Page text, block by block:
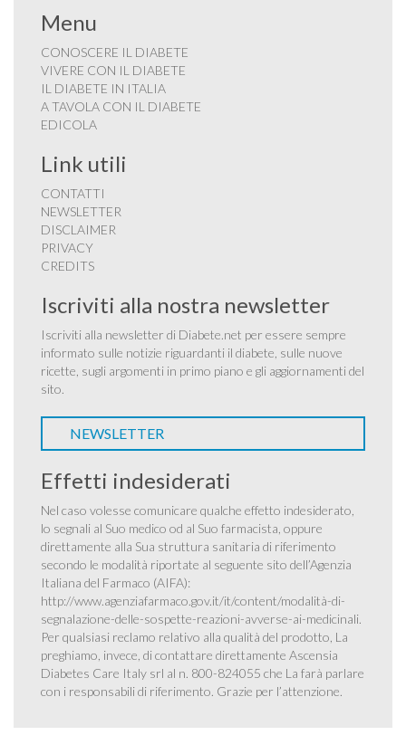
Menu
CONOSCERE IL DIABETE
VIVERE CON IL DIABETE
IL DIABETE IN ITALIA
A TAVOLA CON IL DIABETE
EDICOLA
Link utili
CONTATTI
NEWSLETTER
DISCLAIMER
PRIVACY
CREDITS
Iscriviti alla nostra newsletter
Iscriviti alla newsletter di Diabete.net per essere sempre
informato sulle notizie riguardanti il diabete, sulle nuove
ricette, sugli argomenti in primo piano e gli aggiornamenti del
sito.
NEWSLETTER
Effetti indesiderati
Nel caso volesse comunicare qualche effetto indesiderato,
lo segnali al Suo medico od al Suo farmacista, oppure
direttamente alla Sua struttura sanitaria di riferimento
secondo le modalità riportate al seguente sito dell’Agenzia
Italiana del Farmaco (AIFA):
http://www.agenziafarmaco.gov.it/it/content/modalità-di-
segnalazione-delle-sospette-reazioni-avverse-ai-medicinali.
Per qualsiasi reclamo relativo alla qualità del prodotto, La
preghiamo, invece, di contattare direttamente Ascensia
Diabetes Care Italy srl al n. 800-824055 che La farà parlare
con i responsabili di riferimento. Grazie per l’attenzione.